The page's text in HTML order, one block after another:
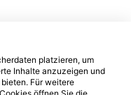
platzieren, um
Inhalte anzuzeigen und
Für weitere